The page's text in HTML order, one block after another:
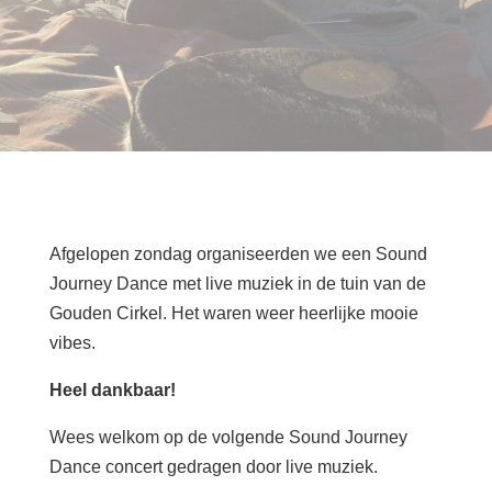
Afgelopen zondag organiseerden we een Sound
Journey Dance met live muziek in de tuin van de
Gouden Cirkel. Het waren weer heerlijke mooie
vibes.
Heel dankbaar!
Wees welkom op de volgende Sound Journey
Dance concert gedragen door live muziek.